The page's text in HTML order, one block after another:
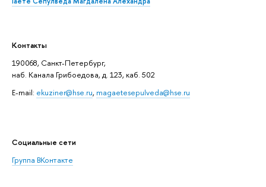
Контакты
190068, Санкт-Петербург,
наб. Канала Грибоедова, д. 123, каб. 502
E-mail: ekuziner@hse.ru, magaetesepulveda@hse.ru
Социальные сети
Группа ВКонтакте